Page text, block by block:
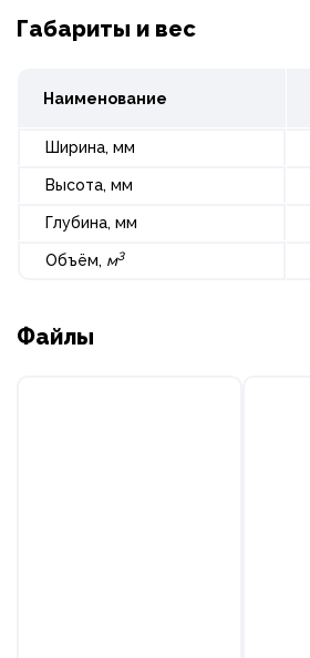
Габариты и вес
Наименование
Ширина, мм
Высота, мм
Глубина, мм
Объём, м3
Файлы